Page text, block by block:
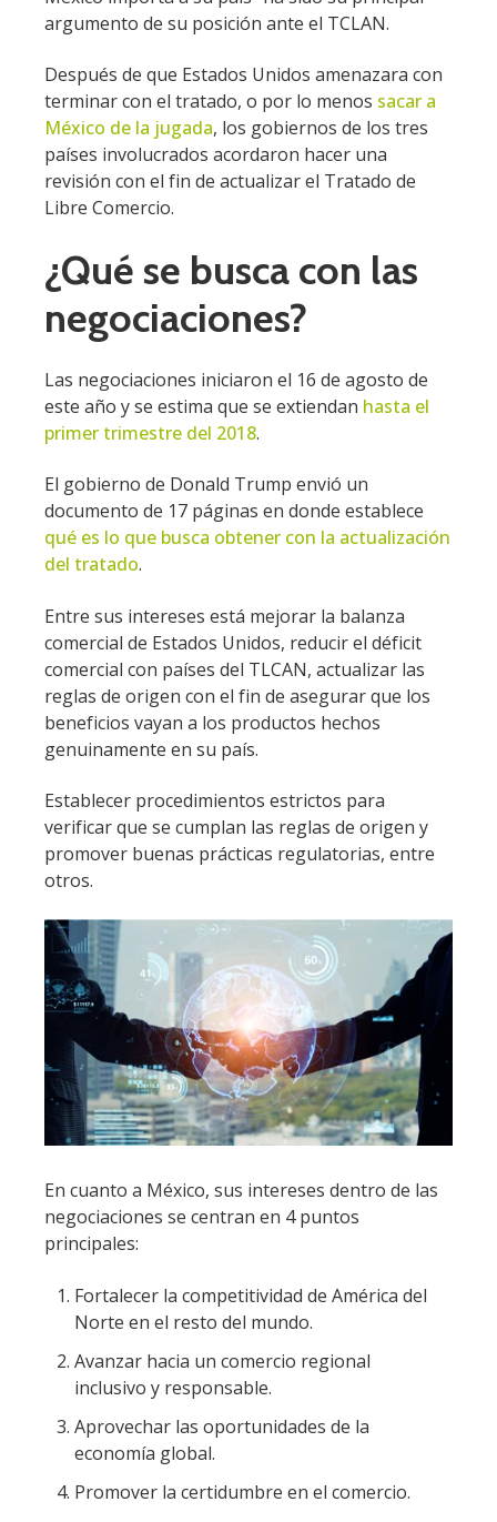
argumento de su posición ante el TCLAN.
Después de que Estados Unidos amenazara con
terminar con el tratado, o por lo menos sacar a
México de la jugada, los gobiernos de los tres
países involucrados acordaron hacer una
revisión con el fin de actualizar el Tratado de
Libre Comercio.
¿Qué se busca con las
negociaciones?
Las negociaciones iniciaron el 16 de agosto de
este año y se estima que se extiendan hasta el
primer trimestre del 2018.
El gobierno de Donald Trump envió un
documento de 17 páginas en donde establece
qué es lo que busca obtener con la actualización
del tratado.
Entre sus intereses está mejorar la balanza
comercial de Estados Unidos, reducir el déficit
comercial con países del TLCAN, actualizar las
reglas de origen con el fin de asegurar que los
beneficios vayan a los productos hechos
genuinamente en su país.
Establecer procedimientos estrictos para
verificar que se cumplan las reglas de origen y
promover buenas prácticas regulatorias, entre
otros.
En cuanto a México, sus intereses dentro de las
negociaciones se centran en 4 puntos
principales:
Fortalecer la competitividad de América del
Norte en el resto del mundo.
Avanzar hacia un comercio regional
inclusivo y responsable.
Aprovechar las oportunidades de la
economía global.
Promover la certidumbre en el comercio.